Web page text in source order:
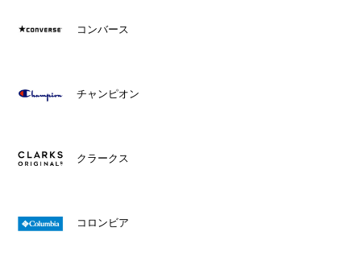
コンバース
チャンピオン
クラークス
コロンビア